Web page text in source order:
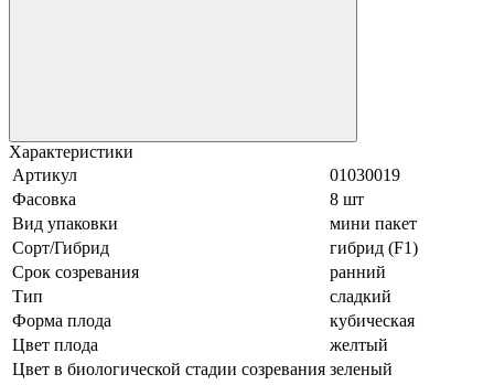
Характеристики
Артикул
01030019
Фасовка
8 шт
Вид упаковки
мини пакет
Сорт/Гибрид
гибрид (F1)
Срок созревания
ранний
Тип
сладкий
Форма плода
кубическая
Цвет плода
желтый
Цвет в биологической стадии созревания зеленый